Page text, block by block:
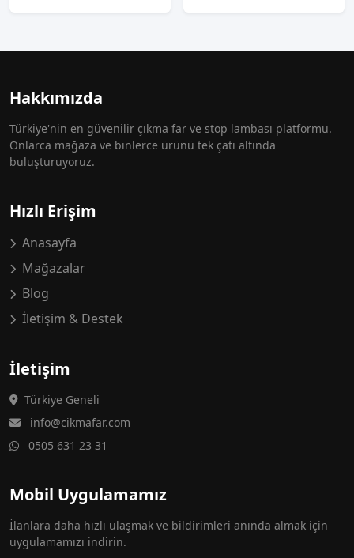
Hakkımızda
Türkiye'nin en güvenilir çıkma far ve stop lambası platformu.
Onlarca mağaza ve binlerce ürünü tek çatı altında
buluşturuyoruz.
Hızlı Erişim
Anasayfa
Mağazalar
Blog
İletişim & Destek
İletişim
Türkiye Geneli
info@cikmafar.com
0505 631 23 31
Mobil Uygulamamız
İlanlara daha hızlı ulaşmak ve bildirimleri anında almak için
uygulamamızı indirin.